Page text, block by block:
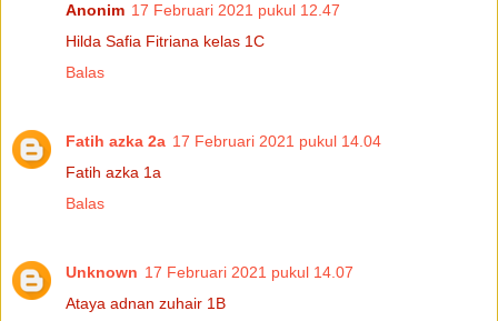
Anonim 17 Februari 2021 pukul 12.47
Hilda Safia Fitriana kelas 1C
Balas
Fatih azka 2a 17 Februari 2021 pukul 14.04
Fatih azka 1a
Balas
Unknown 17 Februari 2021 pukul 14.07
Ataya adnan zuhair 1B